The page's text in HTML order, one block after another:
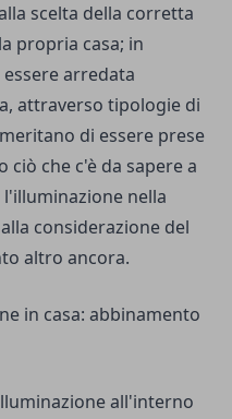
scelta della corretta
propria casa; in
arredata
attraverso tipologie di
di essere prese
ciò che c'è da sapere a
nella
considerazione del
altro ancora.
in casa: abbinamento
all'interno